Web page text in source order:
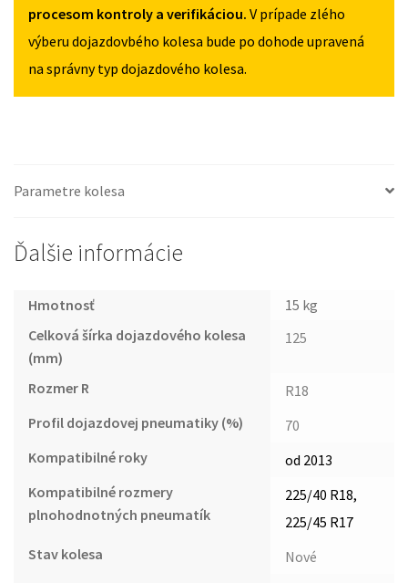
2013
125/70R18
procesom kontroly a verifikáciou. V prípade zlého
výberu dojazdovbého kolesa bude po dohode upravená
na správny typ dojazdového kolesa.
Parametre kolesa
Ďalšie informácie
Hmotnosť
15 kg
Celková šírka dojazdového kolesa
(mm)
125
Rozmer R
R18
Profil dojazdovej pneumatiky (%)
70
Kompatibilné roky
od 2013
Kompatibilné rozmery
plnohodnotných pneumatík
225/40 R18,
225/45 R17
Stav kolesa
Nové